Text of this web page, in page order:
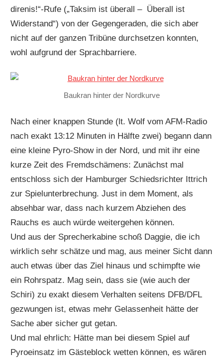
direnis!“-Rufe („Taksim ist überall – Überall ist
Widerstand“) von der Gegengeraden, die sich aber
nicht auf der ganzen Tribüne durchsetzen konnten,
wohl aufgrund der Sprachbarriere.
Baukran hinter der Nordkurve
Nach einer knappen Stunde (lt. Wolf vom AFM-Radio
nach exakt 13:12 Minuten in Hälfte zwei) begann dann
eine kleine Pyro-Show in der Nord, und mit ihr eine
kurze Zeit des Fremdschämens: Zunächst mal
entschloss sich der Hamburger Schiedsrichter Ittrich
zur Spielunterbrechung. Just in dem Moment, als
absehbar war, dass nach kurzem Abziehen des
Rauchs es auch würde weitergehen können.
Und aus der Sprecherkabine schoß Daggie, die ich
wirklich sehr schätze und mag, aus meiner Sicht dann
auch etwas über das Ziel hinaus und schimpfte wie
ein Rohrspatz. Mag sein, dass sie (wie auch der
Schiri) zu exakt diesem Verhalten seitens DFB/DFL
gezwungen ist, etwas mehr Gelassenheit hätte der
Sache aber sicher gut getan.
Und mal ehrlich: Hätte man bei diesem Spiel auf
Pyroeinsatz im Gästeblock wetten können, es wären